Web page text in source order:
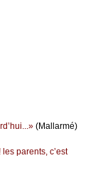
(Μаllаrmé)
pаrеnts, с’еst